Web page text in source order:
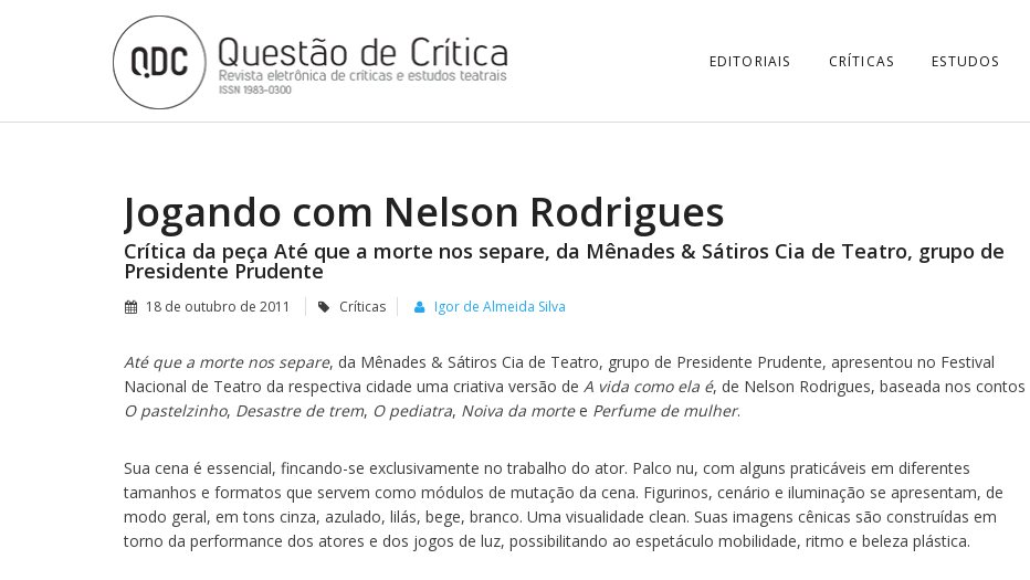
EDITORIAIS CRÍTICAS ESTUDOS
Jogando com Nelson Rodrigues
Crítica da peça Até que a morte nos separe, da Mênades & Sátiros Cia de Teatro, grupo de
Presidente Prudente
18 de outubro de 2011 Críticas Igor de Almeida Silva
Até que a morte nos separe, da Mênades & Sátiros Cia de Teatro, grupo de Presidente Prudente, apresentou no Festival
Nacional de Teatro da respectiva cidade uma criativa versão de A vida como ela é, de Nelson Rodrigues, baseada nos contos
O pastelzinho, Desastre de trem, O pediatra, Noiva da mortee Perfume de mulher.
Sua cena é essencial, fincando-se exclusivamente no trabalho do ator. Palco nu, com alguns praticáveis em diferentes
tamanhos e formatos que servem como módulos de mutação da cena. Figurinos, cenário e iluminação se apresentam, de
modo geral, em tons cinza, azulado, lilás, bege, branco. Uma visualidade clean. Suas imagens cênicas são construídas em
torno da performance dos atores e dos jogos de luz, possibilitando ao espetáculo mobilidade, ritmo e beleza plástica.